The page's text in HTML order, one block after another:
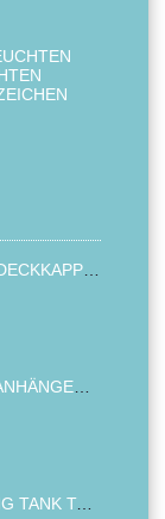
DIEBSTAHLSICHERUNG TANK TANKDECKEL DIESELTANK KRAFTSTOFFTANKDECKEL VERRIEGELUNG PASSEND FÜR LKW PKW TRAKTOREN BAGGER 80MM